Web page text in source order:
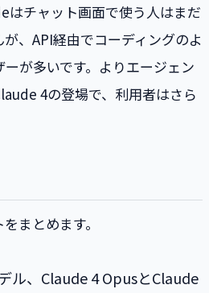
はチャット画面で使う人はまだ
、API経由でコーディングのよ
が多いです。よりエージェン
4の登場で、利用者はさら
まとめます。
ル、Claude 4 OpusとClaude